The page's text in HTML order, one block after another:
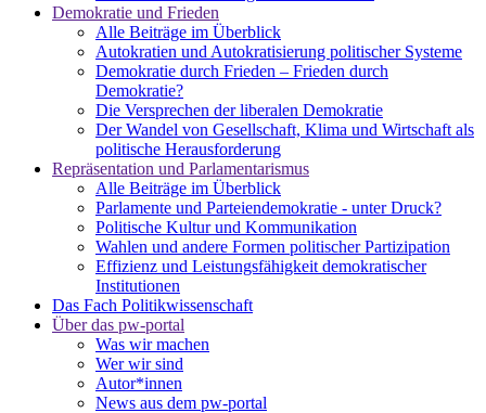
Demokratie und Frieden
Alle Beiträge im Überblick
Autokratien und Autokratisierung politischer Systeme
Demokratie durch Frieden – Frieden durch
Demokratie?
Die Versprechen der liberalen Demokratie
Der Wandel von Gesellschaft, Klima und Wirtschaft als
politische Herausforderung
Repräsentation und Parlamentarismus
Alle Beiträge im Überblick
Parlamente und Parteiendemokratie - unter Druck?
Politische Kultur und Kommunikation
Wahlen und andere Formen politischer Partizipation
Effizienz und Leistungsfähigkeit demokratischer
Institutionen
Das Fach Politikwissenschaft
Über das pw-portal
Was wir machen
Wer wir sind
Autor*innen
News aus dem pw-portal